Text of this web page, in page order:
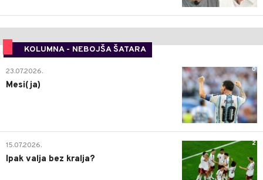
KOLUMNA - NEBOJŠA ŠATARA
0
23.07.2026.
Mesi(ja)
2
15.07.2026.
Ipak valja bez kralja?